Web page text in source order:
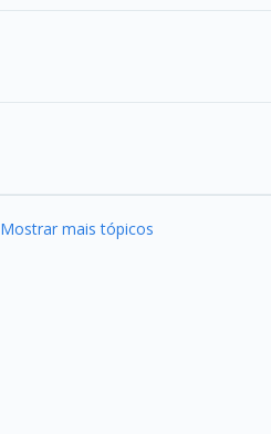
Mostrar mais tópicos